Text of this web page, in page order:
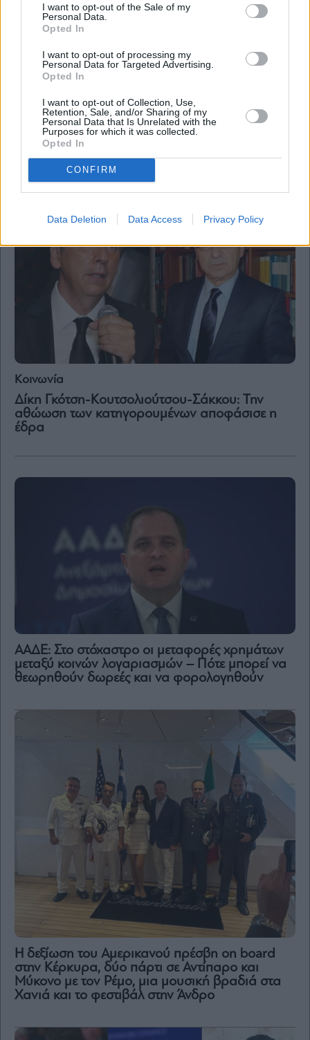
I want to opt-out of the Sale of my
Personal Data.
Opted In
I want to opt-out of processing my
Personal Data for Targeted Advertising.
Opted In
I want to opt-out of Collection, Use,
Retention, Sale, and/or Sharing of my
Personal Data that Is Unrelated with the
Purposes for which it was collected.
Opted In
CONFIRM
Data Deletion Data Access Privacy Policy
Business
Δίκη Folli Follie: Ξεκινά η δίκη β’ βαθμού για το
μεγάλο οικονομικό σκάνδαλο
Κοινωνία
Δίκη Γκότση-Κουτσολιούτσου-Σάκκου: Την
αθώωση των κατηγορουμένων αποφάσισε η
έδρα
ΑΑΔΕ: Στο στόχαστρο οι μεταφορές χρημάτων
μεταξύ κοινών λογαριασμών – Πότε μπορεί να
θεωρηθούν δωρεές και να φορολογηθούν
H δεξίωση του Αμερικανού πρέσβη on board
στην Κέρκυρα, δύο πάρτι σε Αντίπαρο και
Μύκονο με τον Ρέμο, μια μουσική βραδιά στα
Χανιά και το φεστιβάλ στην Άνδρο